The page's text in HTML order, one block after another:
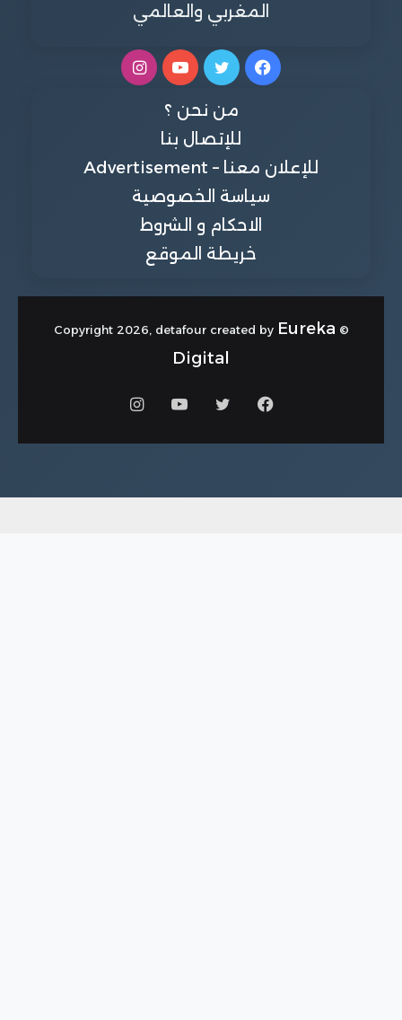
المغربي والعالمي
فيسبوكتويتر يوتيوبانستقرام
من نحن ؟
للإتصال بنا
للإعلان معنا – Advertisement
سياسة الخصوصية
الاحكام و الشروط
خريطة الموقع
© Copyright 2026, detafour created by
Eureka
Digital
فيسبوكتويتر يوتيوبانستقرام